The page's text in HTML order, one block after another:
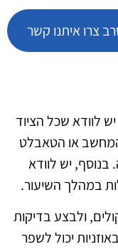
צרו איתנו קשר
לוודא שכל הציוד
או הטאבלט
יש לוודא
במהלך השיעור.
ולבצע בדיקות
יכול לשפר